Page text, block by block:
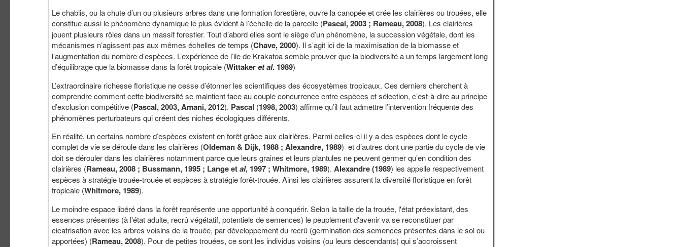
Le chablis, ou la chute d’un ou plusieurs arbres dans une formation forestière, ouvre la canopée et crée les clairières ou trouées, elle
constitue aussi le phénomène dynamique le plus évident à l’échelle de la parcelle (Pascal, 2003 ; Rameau, 2008). Les clairières
jouent plusieurs rôles dans un massif forestier. Tout d’abord elles sont le siège d’un phénomène, la succession végétale, dont les
mécanismes n’agissent pas aux mêmes échelles de temps (Chave, 2000). Il s’agit ici de la maximisation de la biomasse et
l’augmentation du nombre d’espèces. L’expérience de l’ile de Krakatoa semble prouver que la biodiversité a un temps largement long
d’équilibrage que la biomasse dans la forêt tropicale (Wittakeret al. 1989)
L’extraordinaire richesse floristique ne cesse d’étonner les scientifiques des écosystèmes tropicaux. Ces derniers cherchent à
comprendre comment cette biodiversité se maintient face au couple concurrence entre espèces et sélection, c’est-à-dire au principe
d’exclusion compétitive (Pascal, 2003, Amani, 2012). Pascal (1998, 2003) affirme qu’il faut admettre l’intervention fréquente des
phénomènes perturbateurs qui créent des niches écologiques différents.
En réalité, un certains nombre d’espèces existent en forêt grâce aux clairières. Parmi celles-ci il y a des espèces dont le cycle
complet de vie se déroule dans les clairières (Oldeman & Dijk, 1988 ; Alexandre, 1989) et d’autres dont une partie du cycle de vie
doit se dérouler dans les clairières notamment parce que leurs graines et leurs plantules ne peuvent germer qu’en condition des
clairières (Rameau, 2008 ; Bussmann, 1995 ; Lange etal, 1997 ; Whitmore, 1989). Alexandre(1989) les appelle respectivement
espèces à stratégie trouée-trouée et espèces à stratégie forêt-trouée. Ainsi les clairières assurent la diversité floristique en forêt
tropicale (Whitmore, 1989).
Le moindre espace libéré dans la forêt représente une opportunité à conquérir. Selon la taille de la trouée, l'état préexistant, des
essences présentes (à l'état adulte, recrû végétatif, potentiels de semences) le peuplement d'avenir va se reconstituer par
cicatrisation avec les arbres voisins de la trouée, par développement du recrû (germination des semences présentes dans le sol ou
apportées) (Rameau, 2008). Pour de petites trouées, ce sont les individus voisins (ou leurs descendants) qui s’accroissent